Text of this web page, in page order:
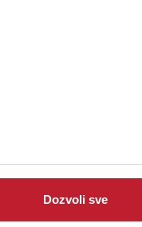
Dozvoli sve
46.19
trgovini raznovrsnim